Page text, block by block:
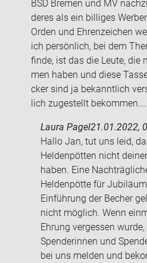
BSD Bre­men und MV
de­res als ein bil­li­ges
Orden und Eh­ren­zei­chen
ich per­sön­lich, bei dem
finde, ist das die Leute, die
men haben und diese
cker sind ja be­kannt­lich
lich zu­ge­stellt be­kom­men….
Laura Pagel21.01.2022,
Hallo Jan, tut uns leid,
Heldenpötten nicht
haben. Eine
Heldenpötte für
Einführung der Becher
nicht möglich. Wenn
Ehrung vergessen
Spenderinnen und
bei uns melden und